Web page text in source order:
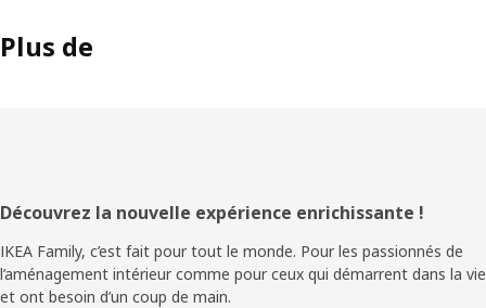
Plus de
Pied
de
page
Découvrez la nouvelle expérience enrichissante !
IKEA Family, c’est fait pour tout le monde. Pour les passionnés de
l’aménagement intérieur comme pour ceux qui démarrent dans la vie
et ont besoin d’un coup de main.